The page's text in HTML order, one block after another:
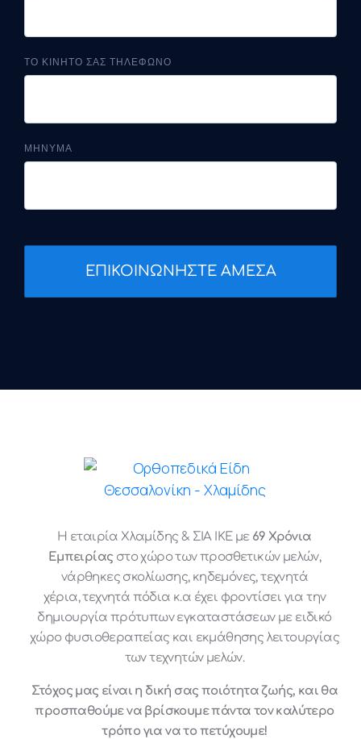
ΤΟ ΚΙΝΗΤΟ ΣΑΣ ΤΗΛΕΦΩΝΟ
ΜΗΝΥΜΑ
ΕΠΙΚΟΙΝΩΝΗΣΤΕ ΑΜΕΣΑ
Η εταιρία Χλαμίδης & ΣΙΑ ΙΚΕ με 69 Χρόνια
Εμπειρίας στο χώρο των προσθετικών μελών,
νάρθηκες σκολίωσης, κηδεμόνες, τεχνητά
χέρια, τεχνητά πόδια κ.α έχει φροντίσει για την
δημιουργία πρότυπων εγκαταστάσεων με ειδικό
χώρο φυσιοθεραπείας και εκμάθησης λειτουργίας
των τεχνητών μελών.
Στόχος μας είναι η δική σας ποιότητα ζωής, και θα
προσπαθούμε να βρίσκουμε πάντα τον καλύτερο
τρόπο για να το πετύχουμε!